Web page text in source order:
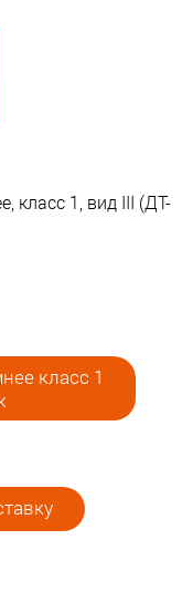
класс 1, вид III (ДТ-
класс 1